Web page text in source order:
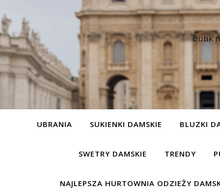
Butik
UBRANIA SUKIENKI DAMSKIE BLUZKI
SWETRY DAMSKIE TRENDY
NAJLEPSZA HURTOWNIA ODZIEŻY